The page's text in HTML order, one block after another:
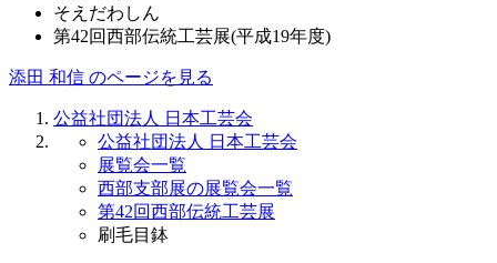
そえだわしん
第42回西部伝統工芸展(平成19年度)
添田 和信 のページを見る
公益社団法人 日本工芸会
公益社団法人 日本工芸会
展覧会一覧
西部支部展の展覧会一覧
第42回西部伝統工芸展
刷毛目鉢